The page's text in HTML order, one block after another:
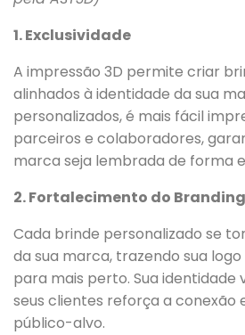
1. Exclusividade
A impressão 3D permite criar
alinhados à identidade da sua
personalizados, é mais fácil
parceiros e colaboradores,
marca seja lembrada de forma
2. Fortalecimento do Branding
Cada brinde personalizado se
da sua marca, trazendo sua
para mais perto. Sua identidade
seus clientes reforça a conexão
público-alvo.